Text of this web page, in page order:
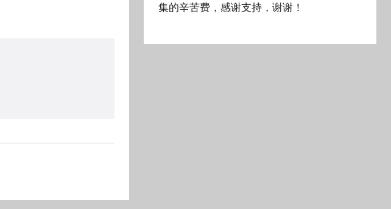
集的辛苦费，感谢支持，谢谢！